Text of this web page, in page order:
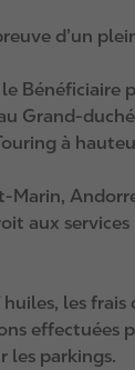
d’un
le
Grand-
à
aux
les
effectuées
les parkings.